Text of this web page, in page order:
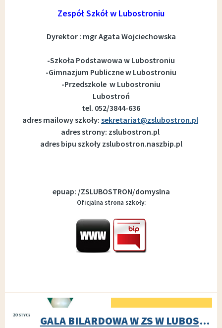
Zespół Szkół w Lubostroniu
Dyrektor : mgr Agata Wojciechowska
-Szkoła Podstawowa w Lubostroniu
-Gimnazjum Publiczne w Lubostroniu
-Przedszkole w Lubostroniu
Lubostroń
tel. 052/3844-636
adres mailowy szkoły: sekretariat@zslubostron.pl
adres strony: zslubostron.pl
adres bipu szkoły zslubostron.naszbip.pl
epuap: /ZSLUBOSTRON/domyslna
Oficjalna strona szkoły:
GALA BILARDOWA W ZS W LUBOSTRONIU